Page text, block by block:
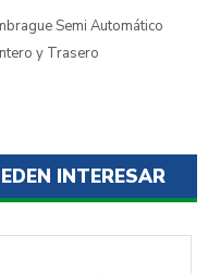
Semi Automático
y Trasero
INTERESAR